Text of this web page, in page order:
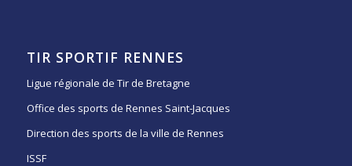
TIR SPORTIF RENNES
Ligue régionale de Tir de Bretagne
Office des sports de Rennes Saint-Jacques
Direction des sports de la ville de Rennes
ISSF